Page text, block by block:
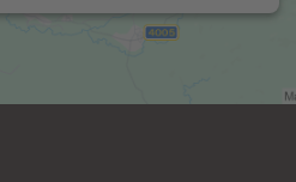
ab 4,20 EUR
( inkl. 7 % MwSt. zzgl.Versandkosten